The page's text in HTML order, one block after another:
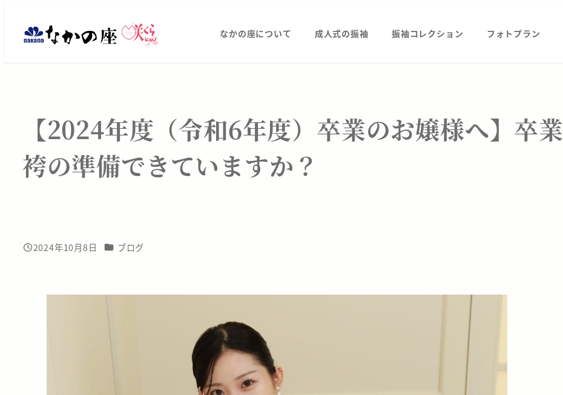
振
ル・
入
なかの座について 成人式の振袖 振袖コレクション フォトプラン
【2024年度（令和6年度）卒業のお嬢様へ】卒業
袴の準備できていますか？
投稿日
2024年10月8日 カテゴリー
ブログ